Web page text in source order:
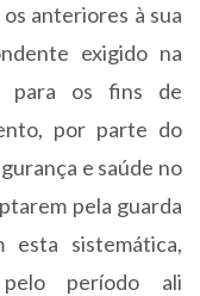
anteriores à sua
exigido na
para os fins de
por parte do
e saúde no
pela guarda
esta sistemática,
período ali